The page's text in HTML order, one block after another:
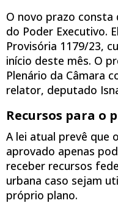
O novo prazo consta
do Poder Executivo.
Provisória 1179/23,
início deste mês. O
Plenário da Câmara
relator, deputado
Recursos para o
A lei atual prevê que
aprovado apenas
receber recursos
urbana caso sejam
próprio plano.